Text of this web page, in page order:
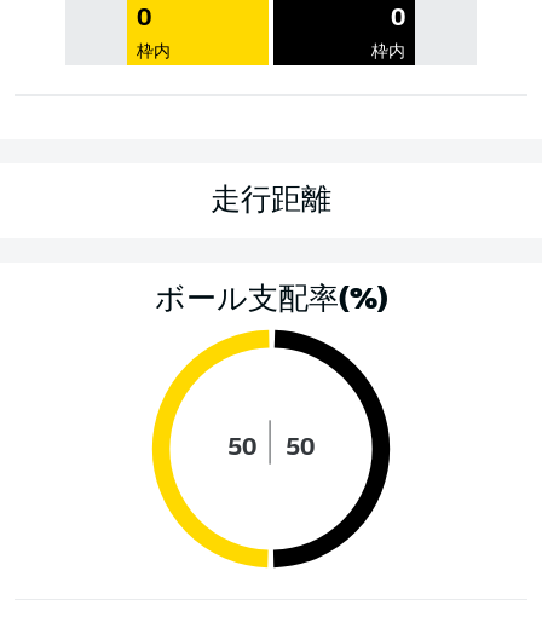
0
枠内
0
枠内
走行距離
ボール支配率(%)
50 50